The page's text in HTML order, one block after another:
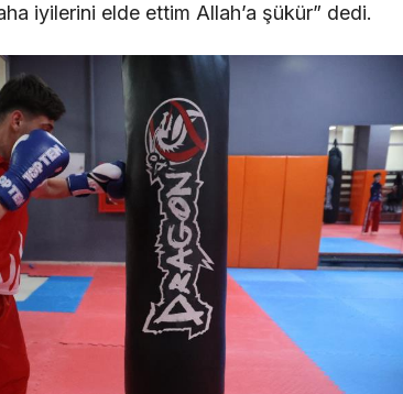
iyilerini elde ettim Allah’a şükür” dedi.